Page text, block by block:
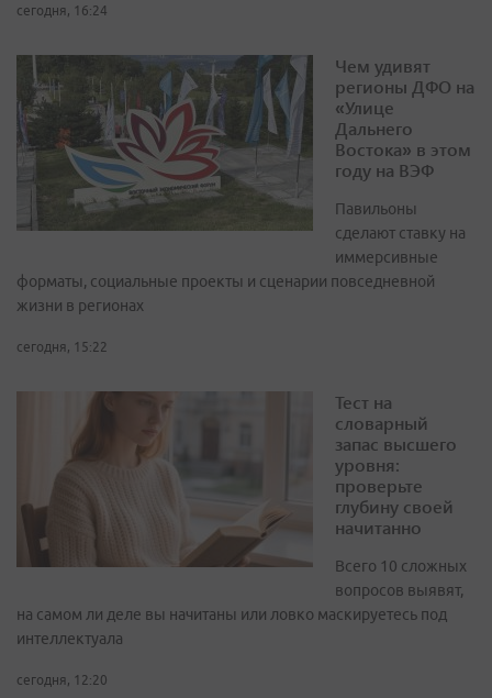
сегодня, 16:24
Чем удивят
регионы ДФО на
«Улице
Дальнего
Востока» в этом
году на ВЭФ
Павильоны
сделают ставку на
иммерсивные
форматы, социальные проекты и сценарии повседневной
жизни в регионах
сегодня, 15:22
Тест на
словарный
запас высшего
уровня:
проверьте
глубину своей
начитанно
Всего 10 сложных
вопросов выявят,
на самом ли деле вы начитаны или ловко маскируетесь под
интеллектуала
сегодня, 12:20